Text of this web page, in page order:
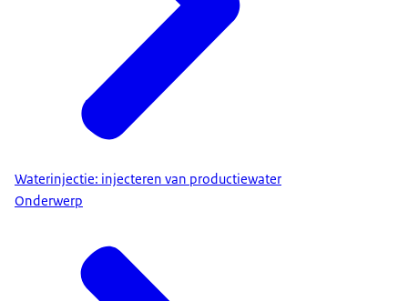
Waterinjectie: injecteren van productiewater
Onderwerp